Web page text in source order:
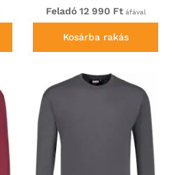
Feladó 12 990 Ftáfával
Kosárba rakás